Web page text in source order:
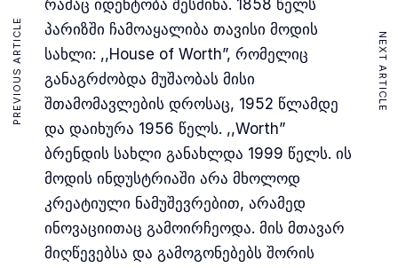
რამაც იდენტობა შესძინა. 1858 წელს
პარიზში ჩამოაყალიბა თავისი მოდის
სახლი: ,,House of Worth”, რომელიც
განაგრძობდა მუშაობას მისი
შთამომავლების დროსაც, 1952 წლამდე
და დაიხურა 1956 წელს. ,,Worth”
ბრენდის სახლი განახლდა 1999 წელს. ის
მოდის ინდუსტრიაში არა მხოლოდ
კრეატიული ნამუშევრებით, არამედ
ინოვაციითაც გამოირჩეოდა. მის მთავარ
მიღწევებსა და გამოგონებებს შორის
PREVIOUS ARTICLE NEXT ARTICLE